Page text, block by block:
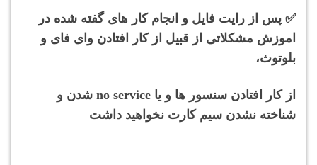
✅ پس از رایت فایل و انجام کار های گفته شده در
اموزش مشکلاتی از قبیل از کار افتادن وای فای و
بلوتوث،
از کار افتادن سنسور ها و یا no service شدن و
شناخته نشدن سیم کارت نخواهید داشت